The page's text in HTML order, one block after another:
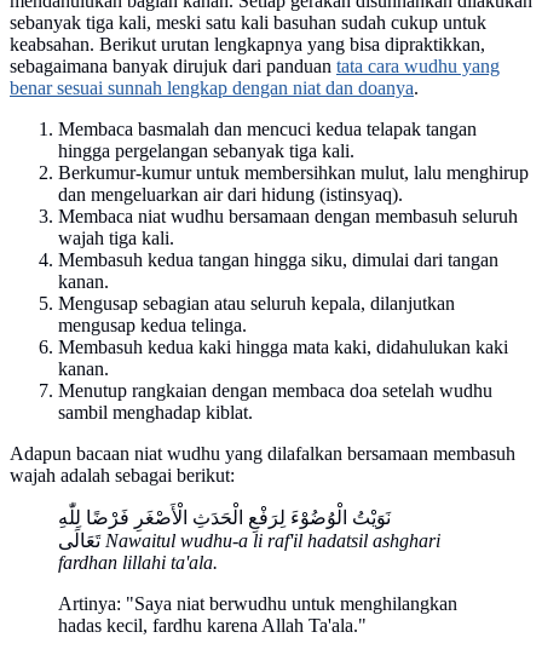
sebanyak tiga kali, meski satu kali basuhan sudah cukup untuk
keabsahan. Berikut urutan lengkapnya yang bisa dipraktikkan,
sebagaimana banyak dirujuk dari panduan tata cara wudhu yang
benar sesuai sunnah lengkap dengan niat dan doanya.
Membaca basmalah dan mencuci kedua telapak tangan
hingga pergelangan sebanyak tiga kali.
Berkumur-kumur untuk membersihkan mulut, lalu menghirup
dan mengeluarkan air dari hidung (istinsyaq).
Membaca niat wudhu bersamaan dengan membasuh seluruh
wajah tiga kali.
Membasuh kedua tangan hingga siku, dimulai dari tangan
kanan.
Mengusap sebagian atau seluruh kepala, dilanjutkan
mengusap kedua telinga.
Membasuh kedua kaki hingga mata kaki, didahulukan kaki
kanan.
Menutup rangkaian dengan membaca doa setelah wudhu
sambil menghadap kiblat.
Adapun bacaan niat wudhu yang dilafalkan bersamaan membasuh
wajah adalah sebagai berikut:
نَوَيْتُ الْوُضُوْءَ لِرَفْعِ الْحَدَثِ الْأَصْغَرِ فَرْضًا لِلّٰهِ
تَعَالَى Nawaitul wudhu-a li raf'il hadatsil ashghari
fardhan lillahi ta'ala.
Artinya: "Saya niat berwudhu untuk menghilangkan
hadas kecil, fardhu karena Allah Ta'ala."